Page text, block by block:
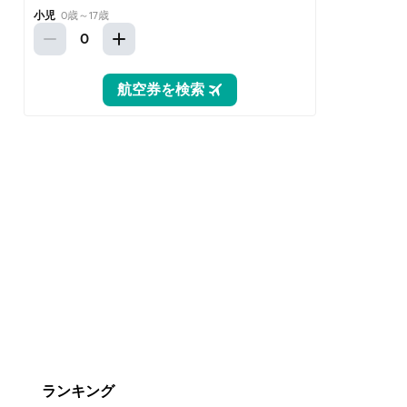
ランキング